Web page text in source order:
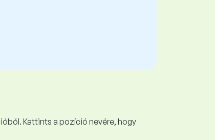
Kattints a pozíció nevére, hogy